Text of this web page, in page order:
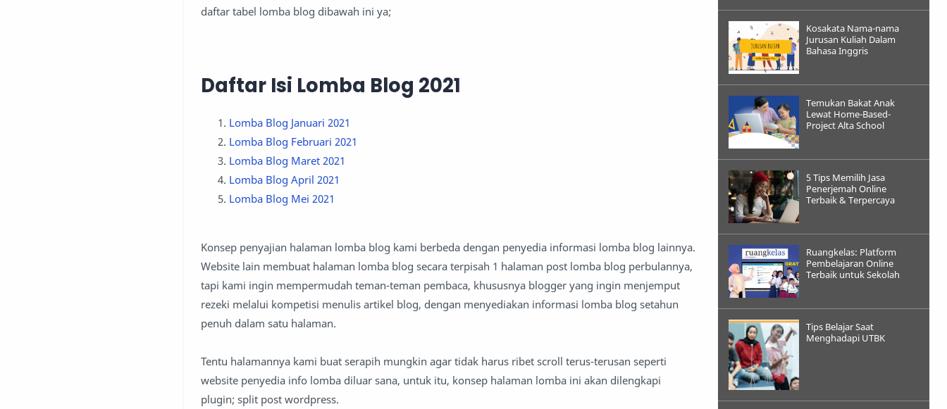
daftar tabel lomba blog dibawah ini ya;
Daftar Isi Lomba Blog 2021
Lomba Blog Januari 2021
Lomba Blog Februari 2021
Lomba Blog Maret 2021
Lomba Blog April 2021
Lomba Blog Mei 2021
Konsep penyajian halaman lomba blog kami berbeda dengan penyedia informasi lomba blog lainnya.
Website lain membuat halaman lomba blog secara terpisah 1 halaman post lomba blog perbulannya,
tapi kami ingin mempermudah teman-teman pembaca, khususnya blogger yang ingin menjemput
rezeki melalui kompetisi menulis artikel blog, dengan menyediakan informasi lomba blog setahun
penuh dalam satu halaman.
Tentu halamannya kami buat serapih mungkin agar tidak harus ribet scroll terus-terusan seperti
website penyedia info lomba diluar sana, untuk itu, konsep halaman lomba ini akan dilengkapi
plugin; split post wordpress.
Kosakata Nama-nama
Jurusan Kuliah Dalam
Bahasa Inggris
Temukan Bakat Anak
Lewat Home-Based-
Project Alta School
5 Tips Memilih Jasa
Penerjemah Online
Terbaik & Terpercaya
Ruangkelas: Platform
Pembelajaran Online
Terbaik untuk Sekolah
Tips Belajar Saat
Menghadapi UTBK